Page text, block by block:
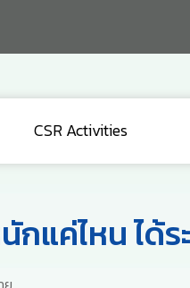
CSR Activities
กแค่ไหน ได้